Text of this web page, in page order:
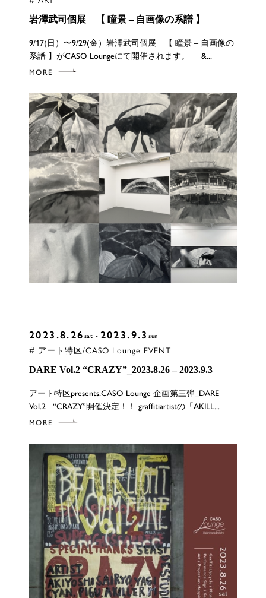
岩澤武司個展 【 瞳景 – 自画像の系譜 】
9/17(日）〜9/29(金）岩澤武司個展 【 瞳景 – 自画像の
系譜 】がCASO Loungeにて開催されます。 &...
MORE
2023.8.26 sat 2023.9.3 sun
# アート特区/CASO Lounge EVENT
DARE Vol.2 “CRAZY”_2023.8.26 – 2023.9.3
アート特区presents.CASO Lounge 企画第三弾_DARE
Vol.2 “CRAZY”開催決定！！ graffitiartistの「AKILL...
MORE